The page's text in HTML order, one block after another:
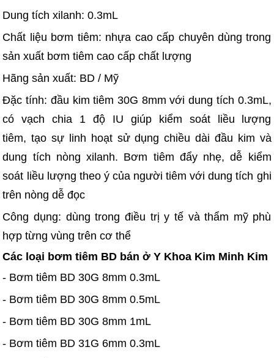
Dung tích xilanh: 0.3mL
Chất liệu bơm tiêm: nhựa cao cấp chuyên dùng trong
sản xuất bơm tiêm cao cấp chất lượng
Hãng sản xuất: BD / Mỹ
Đặc tính: đầu kim tiêm 30G 8mm với dung tích 0.3mL,
có vạch chia 1 độ IU giúp kiểm soát liều lượng
tiêm, tạo sự linh hoạt sử dụng chiều dài đầu kim và
dung tích nòng xilanh. Bơm tiêm đẩy nhẹ, dễ kiểm
soát liều lượng theo ý của người tiêm với dung tích ghi
trên nòng dễ đọc
Công dụng: dùng trong điều trị y tế và thẩm mỹ phù
hợp từng vùng trên cơ thể
Các loại bơm tiêm BD bán ở Y Khoa Kim Minh Kim
- Bơm tiêm BD 30G 8mm 0.3mL
- Bơm tiêm BD 30G 8mm 0.5mL
- Bơm tiêm BD 30G 8mm 1mL
- Bơm tiêm BD 31G 6mm 0.3mL